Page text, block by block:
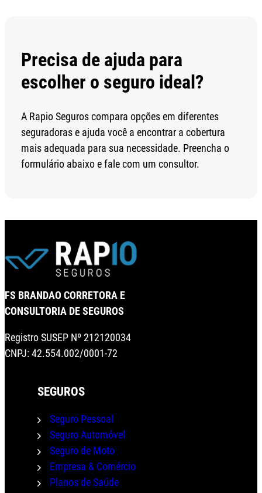
Precisa de ajuda para
escolher o seguro ideal?
A Rapio Seguros compara opções em diferentes
seguradoras e ajuda você a encontrar a cobertura
mais adequada para sua necessidade. Preencha o
formulário abaixo e fale com um consultor.
FS BRANDAO CORRETORA E
CONSULTORIA DE SEGUROS
Registro SUSEP Nº 212120034
CNPJ: 42.554.002/0001-72
SEGUROS
Seguro Pessoal
Seguro Automóvel
Seguro de Moto
Empresa & Comércio
Planos de Saúde